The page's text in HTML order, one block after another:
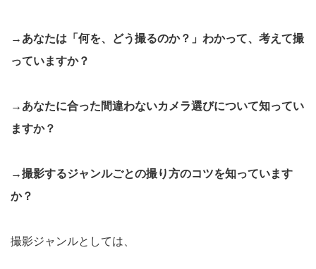
→あなたは「何を、どう撮るのか？」わかって、考えて撮
っていますか？
→あなたに合った間違わないカメラ選びについて知ってい
ますか？
→撮影するジャンルごとの撮り方のコツを知っています
か？
撮影ジャンルとしては、